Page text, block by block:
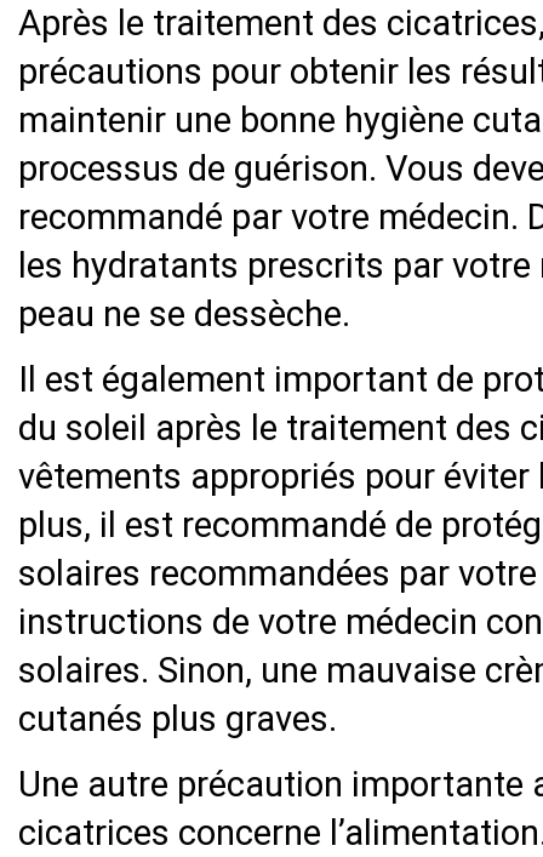
Après le traitement des
précautions pour obtenir les
maintenir une bonne hygiène
processus de guérison. Vous
recommandé par votre médecin.
les hydratants prescrits par
peau ne se dessèche.
Il est également important de
du soleil après le traitement des
vêtements appropriés pour éviter
plus, il est recommandé de
solaires recommandées par
instructions de votre médecin
solaires. Sinon, une mauvaise
cutanés plus graves.
Une autre précaution importante
cicatrices concerne